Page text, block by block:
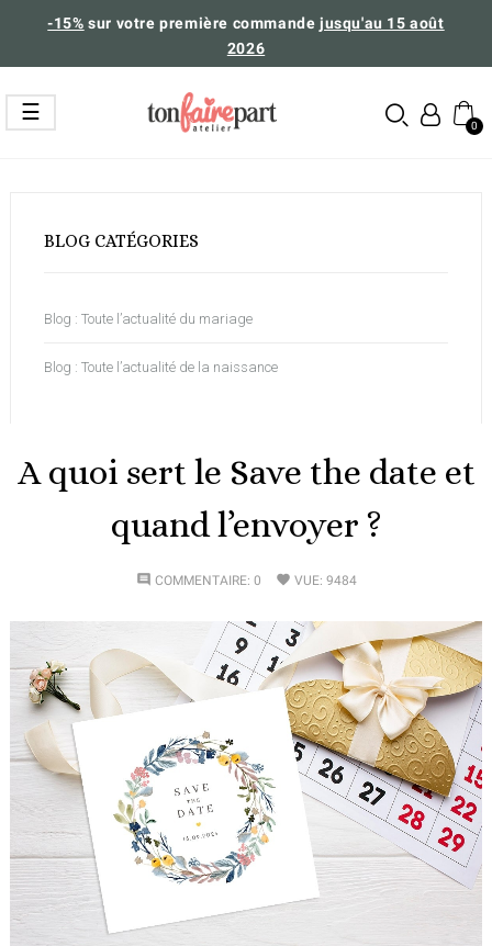
-15% sur votre première commandejusqu'au 15 août
2026
Basculer
la
navigation
☰
BLOG CATÉGORIES
Blog : Toute l’actualité du mariage
Blog : Toute l’actualité de la naissance
A quoi sert le Save the date et
quand l’envoyer ?
comment COMMENTAIRE: 0 favorite VUE: 9484